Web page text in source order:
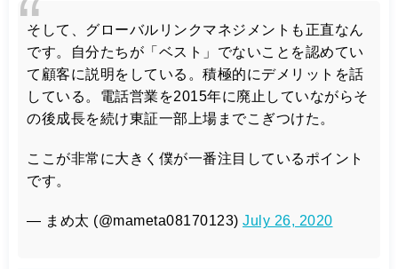
そして、グローバルリンクマネジメントも正直なん
です。自分たちが「ベスト」でないことを認めてい
て顧客に説明をしている。積極的にデメリットを話
している。電話営業を2015年に廃止していながらそ
の後成長を続け東証一部上場までこぎつけた。
ここが非常に大きく僕が一番注目しているポイント
です。
— まめ太 (@mameta08170123) July 26, 2020